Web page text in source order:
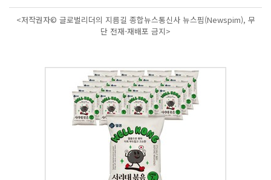
<저작권자© 글로벌리더의 지름길 종합뉴스통신사 뉴스핌(Newspim), 무
단 전재-재배포 금지>